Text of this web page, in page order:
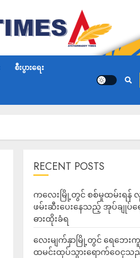
စီးပွားရေး
RECENT POSTS
ကလေးမြို့တွင် စစ်မှုထမ်းရန်
ဖမ်းဆီးပေးနေသည့် အုပ်ချုပ်ရ
ဓားထိုးခံရ
လေးမျက်နှာမြို့တွင် ရေဘေး
ထမင်းထုပ်သွားရောက်ဝေငှ